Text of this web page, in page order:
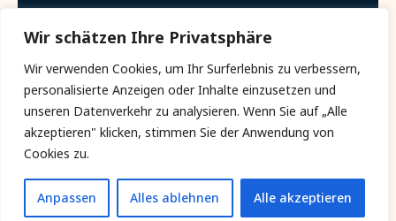
Wir schätzen Ihre Privatsphäre
Wir verwenden Cookies, um Ihr Surferlebnis zu verbessern,
personalisierte Anzeigen oder Inhalte einzusetzen und
unseren Datenverkehr zu analysieren. Wenn Sie auf „Alle
akzeptieren" klicken, stimmen Sie der Anwendung von
Cookies zu.
Anpassen Alles ablehnen Alle akzeptieren
© 2026 Pflege Pfefferkorn | Alle Rechte
vorbehalten.